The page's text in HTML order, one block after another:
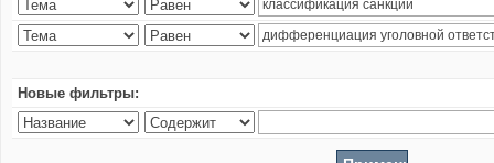
Новые фильтры: